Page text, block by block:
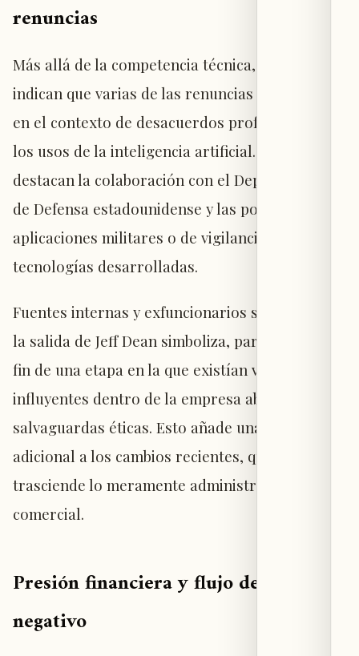
renuncias
Más allá de la competencia técnica, informes
indican que varias de las renuncias ocurrieron
en el contexto de desacuerdos profundos sobre
los usos de la inteligencia artificial. Entre ellos
destacan la colaboración con el Departamento
de Defensa estadounidense y las posibles
aplicaciones militares o de vigilancia de las
tecnologías desarrolladas.
Fuentes internas y exfuncionarios señalan que
la salida de Jeff Dean simboliza, para muchos, el
fin de una etapa en la que existían voces
influyentes dentro de la empresa abogando por
salvaguardas éticas. Esto añade una dimensión
adicional a los cambios recientes, que
trasciende lo meramente administrativo o
comercial.
Presión financiera y flujo de caja
negativo